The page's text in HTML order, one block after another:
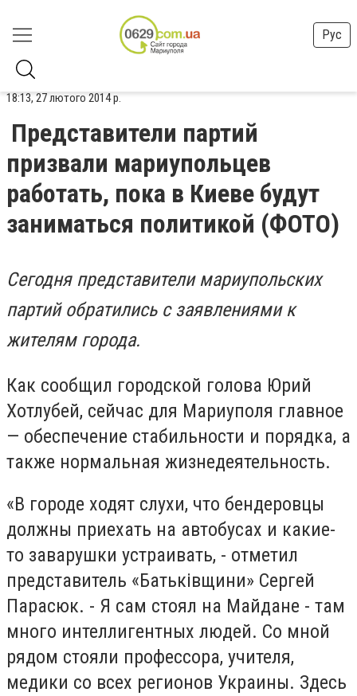
Рус
18:13, 27 лютого 2014 р.
Представители партий
призвали мариупольцев
работать, пока в Киеве будут
заниматься политикой (ФОТО)
Сегодня представители мариупольских
партий обратились с заявлениями к
жителям города.
Как сообщил городской голова Юрий
Хотлубей, сейчас для Мариуполя главное
— обеспечение стабильности и порядка, а
также нормальная жизнедеятельность.
«В городе ходят слухи, что бендеровцы
должны приехать на автобусах и какие-
то заварушки устраивать, - отметил
представитель «Батькiвщини» Сергей
Парасюк. - Я сам стоял на Майдане - там
много интеллигентных людей. Со мной
рядом стояли профессора, учителя,
медики со всех регионов Украины. Здесь